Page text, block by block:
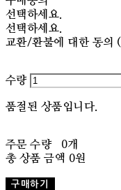
선택하세요.
선택하세요.
교환/환불에 대한 동의
수량
품절된 상품입니다.
주문 수량
0개
총 상품 금액 0원
구매하기